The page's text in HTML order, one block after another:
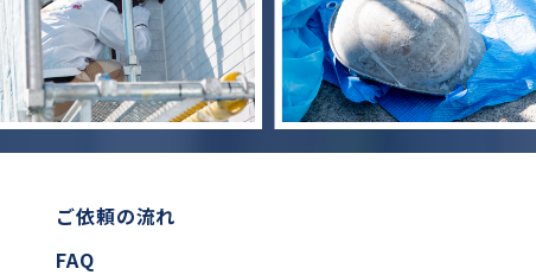
ご依頼の流れ
FAQ